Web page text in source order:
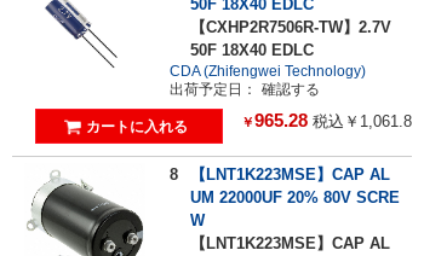
50F 18X40 EDLC
【CXHP2R7506R-TW】2.7V
50F 18X40 EDLC
CDA (Zhifengwei Technology)
出荷予定日：
確認する
￥965.28 税込￥1,061.8
8
【LNT1K223MSE】CAP AL
UM 22000UF 20% 80V SCRE
W
【LNT1K223MSE】CAP AL